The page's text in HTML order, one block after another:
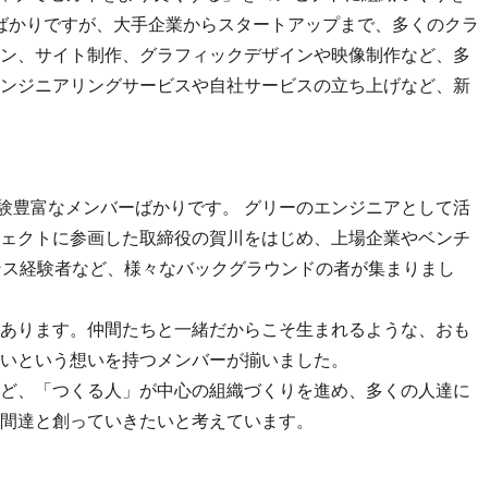
りですが、大手企業からスタートアップまで、多くのクラ
、サイト制作、グラフィックデザインや映像制作など、多
ジニアリングサービスや自社サービスの立ち上げなど、新
豊富なメンバーばかりです。 グリーのエンジニアとして活
クトに参画した取締役の賀川をはじめ、上場企業やベンチ
経験者など、様々なバックグラウンドの者が集まりまし
ります。仲間たちと一緒だからこそ生まれるような、おも
という想いを持つメンバーが揃いました。
、「つくる人」が中心の組織づくりを進め、多くの人達に
達と創っていきたいと考えています。